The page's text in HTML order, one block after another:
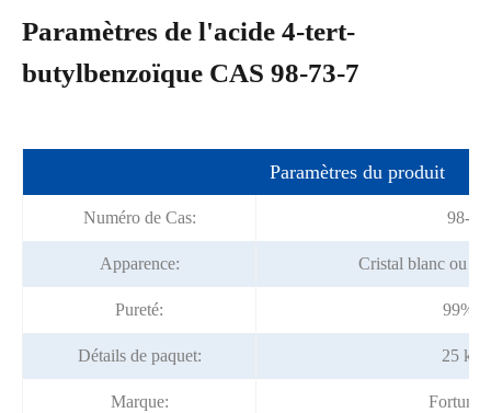
Paramètres de l'acide 4-tert-
butylbenzoïque CAS 98-73-7
Paramètres du produit
Numéro de Cas: 98-
Apparence: Cristal blanc ou
Pureté: 99%
Détails de paquet: 25 kg/
Marque: